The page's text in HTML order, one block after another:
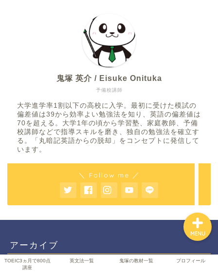
予備校講師
鬼塚 英介 / Eisuke Onituka
大学進学率1割以下の高校に入学。最初に受けた模試の
偏差値は39から効率よい勉強法を知り、英語の偏差値は
70を超える。大学1年の頃から学習塾、家庭教師、予備
校講師などで指導スキルを磨き、独自の勉強法を確立す
る。「丸暗記英語からの脱却」をコンセプトに発信して
います。
＼ Follow me ／
アーカイブ
TOEIC3ヵ月で800点
講座
英文法一覧 鬼塚の教材一覧 プロフィール
MENU
英文法一覧
プロフィール